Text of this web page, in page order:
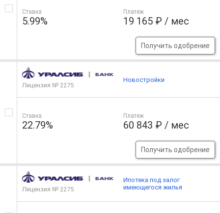
Ставка
5.99%
Платеж
19 165 ₽ / мес
Получить одобрение
Лицензия № 2275
Ставка
22.79%
Платеж
60 843 ₽ / мес
Получить одобрение
Новостройки
Лицензия № 2275
Ипотека под залог
имеющегося жилья